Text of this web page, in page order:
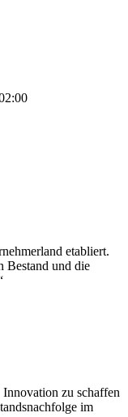
etabliert.
Bestand und die
Innovation zu schaffen
im